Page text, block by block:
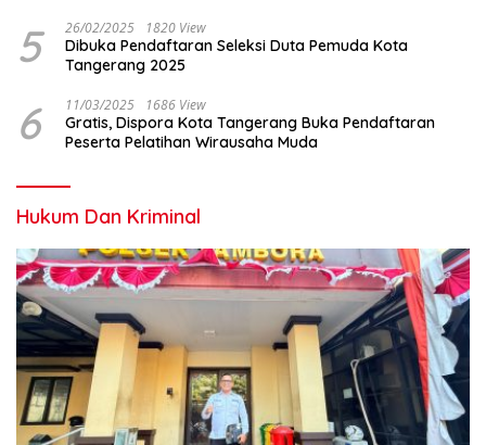
5 26/02/2025 1820 View
Dibuka Pendaftaran Seleksi Duta Pemuda Kota
Tangerang 2025
6 11/03/2025 1686 View
Gratis, Dispora Kota Tangerang Buka Pendaftaran
Peserta Pelatihan Wirausaha Muda
Hukum Dan Kriminal